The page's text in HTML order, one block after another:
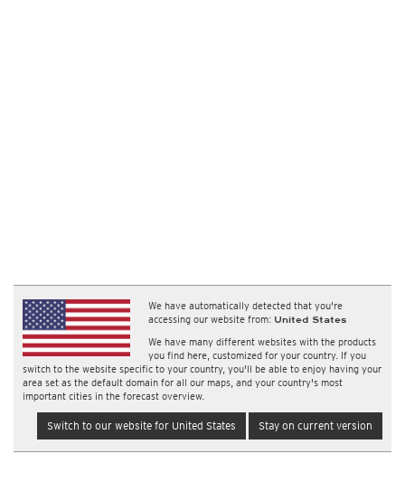
We have automatically detected that you're
accessing our website from: United States
We have many different websites with the products
you find here, customized for your country. If you
switch to the website specific to your country, you'll be able to enjoy having your
area set as the default domain for all our maps, and your country's most
important cities in the forecast overview.
Switch to our website for United States Stay on current version